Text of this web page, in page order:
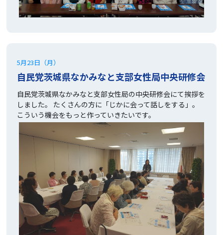
5月23日（月）
自民党茨城県なかみなと支部女性局中央研修会
自民党茨城県なかみなと支部女性局の中央研修会にて挨拶を
しました。 たくさんの方に「じかに会って話しをする」。
こういう機会をもっと作っていきたいです。